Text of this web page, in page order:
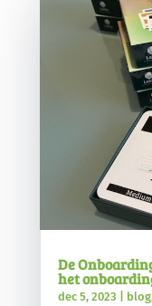
De
het
dec 5, 2023 blog